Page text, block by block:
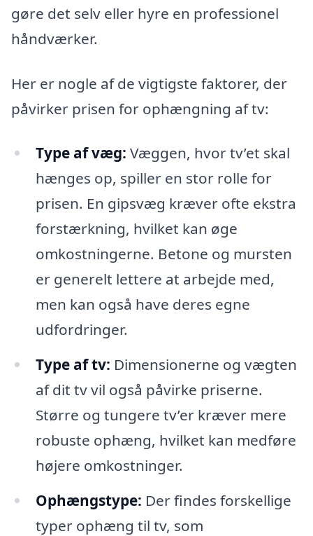
gøre det selv eller hyre en professionel
håndværker.
Her er nogle af de vigtigste faktorer, der
påvirker prisen for ophængning af tv:
Type af væg: Væggen, hvor tv’et skal
hænges op, spiller en stor rolle for
prisen. En gipsvæg kræver ofte ekstra
forstærkning, hvilket kan øge
omkostningerne. Betone og mursten
er generelt lettere at arbejde med,
men kan også have deres egne
udfordringer.
Type af tv: Dimensionerne og vægten
af dit tv vil også påvirke priserne.
Større og tungere tv’er kræver mere
robuste ophæng, hvilket kan medføre
højere omkostninger.
Ophængstype: Der findes forskellige
typer ophæng til tv, som